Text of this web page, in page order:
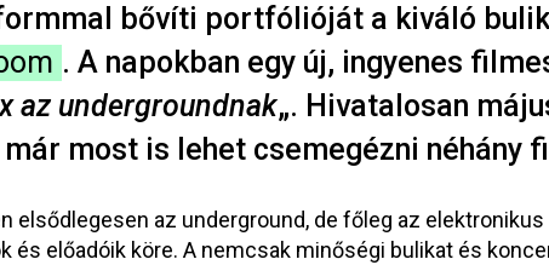
bővíti portfólióját a kiváló
. A napokban egy új, ingyenes
az undergroundnak„. Hivatalosan
most is lehet csemegézni néhány
elsődlegesen az underground, de főleg az
előadóik köre. A nemcsak minőségi bulikat és